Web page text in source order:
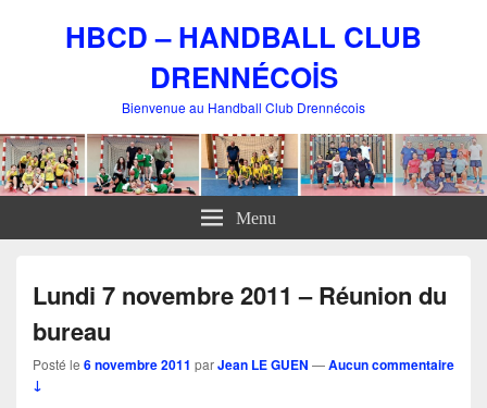
HBCD – HANDBALL CLUB
DRENNÉCOİS
Bienvenue au Handball Club Drennécois
Menu
Lundi 7 novembre 2011 – Réunion du
bureau
Posté le 6 novembre 2011 parJean LE GUEN —Aucun commentaire
↓